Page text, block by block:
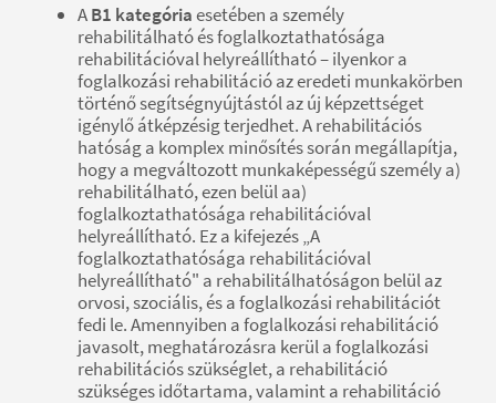
AB1 kategóriaesetében a személy
rehabilitálható és foglalkoztathatósága
rehabilitációval helyreállítható – ilyenkor a
foglalkozási rehabilitáció az eredeti munkakörben
történő segítségnyújtástól az új képzettséget
igénylő átképzésig terjedhet. A rehabilitációs
hatóság a komplex minősítés során megállapítja,
hogy a megváltozott munkaképességű személy a)
rehabilitálható, ezen belül aa)
foglalkoztathatósága rehabilitációval
helyreállítható. Ez a kifejezés „A
foglalkoztathatósága rehabilitációval
helyreállítható" a rehabilitálhatóságon belül az
orvosi, szociális, és a foglalkozási rehabilitációt
fedi le. Amennyiben a foglalkozási rehabilitáció
javasolt, meghatározásra kerül a foglalkozási
rehabilitációs szükséglet, a rehabilitáció
szükséges időtartama, valamint a rehabilitáció